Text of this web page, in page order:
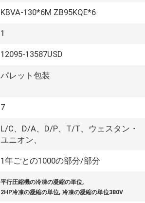
KBVA-130*6M ZB95KQE*6
1
12095-13587USD
パレット包装
7
L/C、D/A、D/P、T/T、ウェスタン・
ユニオン、
1年ごとの1000の部分/部分
平行圧縮機の冷凍の凝縮の単位,
2HP冷凍の凝縮の単位,冷凍の凝縮の単位380V